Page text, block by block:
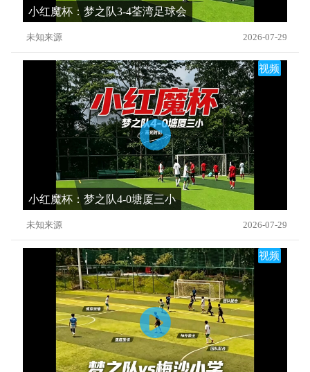
小红魔杯：梦之队3-4荃湾足球会
未知来源 2026-07-29
视频
小红魔杯：梦之队4-0塘厦三小
未知来源 2026-07-29
视频